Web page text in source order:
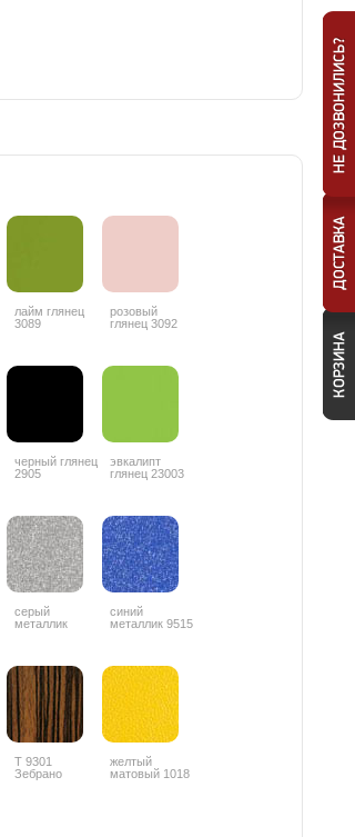
лайм глянец
3089
розовый
глянец 3092
черный глянец
2905
эвкалипт
глянец 23003
серый
металлик
синий
металлик 9515
Т 9301
Зебрано
желтый
матовый 1018